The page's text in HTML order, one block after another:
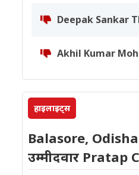
Deepak Sankar
Akhil Kumar
हाइलाइट्स
Balasore,
उम्मीदवार